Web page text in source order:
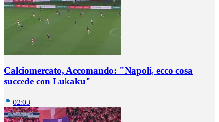
Calciomercato, Accomando: "Napoli, ecco cosa
succede con Lukaku"
02:03